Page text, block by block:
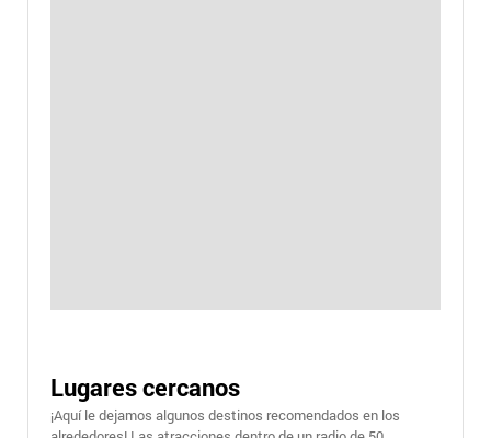
Lugares cercanos
¡Aquí le dejamos algunos destinos recomendados en los